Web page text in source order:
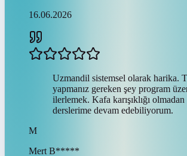
16.06.2026
Uzmandil sistemsel olarak harika.
yapmanız gereken şey program
ilerlemek. Kafa karışıklığı olmadan
derslerime devam edebiliyorum.
M
Mert B*****